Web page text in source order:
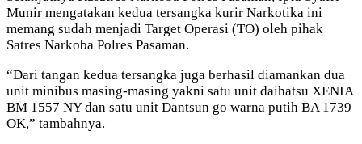
Munir mengatakan kedua tersangka kurir Narkotika ini
memang sudah menjadi Target Operasi (TO) oleh pihak
Satres Narkoba Polres Pasaman.
“Dari tangan kedua tersangka juga berhasil diamankan dua
unit minibus masing-masing yakni satu unit daihatsu XENIA
BM 1557 NY dan satu unit Dantsun go warna putih BA 1739
OK,” tambahnya.